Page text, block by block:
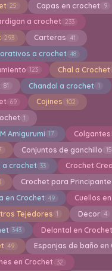
25 Capas en crochet 9
a crochet 233
293 Carteras 41
a crochet 48
123 Chal a Crochet
81 Chandal a crochet 1
69 Cojines 102
1
Amigurumi 17 Colgantes
Conjuntos de ganchillo 15
a crochet 33 Crochet
Crochet para
en Crochet 49 Cuellos
Tejedores 1 Decor 4
343 Delantal en Crochet
49 Esponjas de baño en
en Crochet 32